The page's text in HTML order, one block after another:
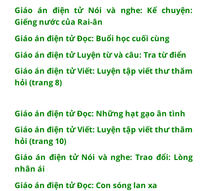
Giáo án điện tử Nói và nghe: Kể chuyện:
Giếng nước của Rai-ân
Giáo án điện tử Đọc: Buổi học cuối cùng
Giáo án điện tử Luyện từ và câu: Tra từ điển
Giáo án điện tử Viết: Luyện tập viết thư thăm
hỏi (trang 8)
Giáo án điện tử Đọc: Những hạt gạo ân tình
Giáo án điện tử Viết: Luyện tập viết thư thăm
hỏi (trang 10)
Giáo án điện tử Nói và nghe: Trao đổi: Lòng
nhân ái
Giáo án điện tử Đọc: Con sóng lan xa